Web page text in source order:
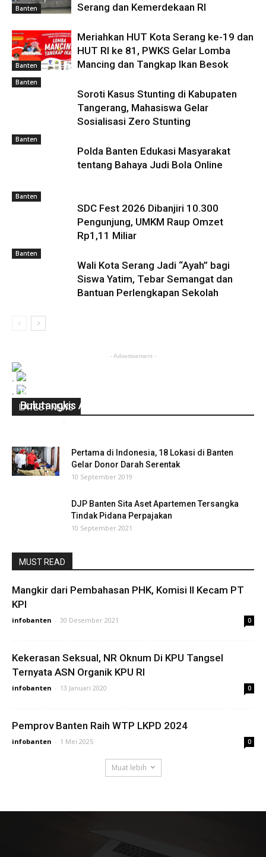
Banten
Serang dan Kemerdekaan RI
Banten
Meriahkan HUT Kota Serang ke-19 dan
HUT RI ke 81, PWKS Gelar Lomba
Mancing dan Tangkap Ikan Besok
Banten
Soroti Kasus Stunting di Kabupaten
Tangerang, Mahasiswa Gelar
Sosialisasi Zero Stunting
Banten
Polda Banten Edukasi Masyarakat
tentang Bahaya Judi Bola Online
Banten
SDC Fest 2026 Dibanjiri 10.300
Pengunjung, UMKM Raup Omzet
Rp1,11 Miliar
Banten
Wali Kota Serang Jadi “Ayah” bagi
Siswa Yatim, Tebar Semangat dan
Bantuan Perlengkapan Sekolah
- Advertisement -
LATEST NEWS
Della / Rizky Bawa Indonesia Semi Final
Bulutangkis Asian Games
-
Pertama di Indonesia, 18 Lokasi di Banten
Gelar Donor Darah Serentak
10 September 2019
DJP Banten Sita Aset Apartemen Tersangka
Tindak Pidana Perpajakan
10 September 2021
MUST READ
Mangkir dari Pembahasan PHK, Komisi II Kecam PT
KPI
infobanten - 30 Desember 2021 0
Kekerasan Seksual, NR Oknum Di KPU Tangsel
Ternyata ASN Organik KPU RI
infobanten - 13 Januari 2020 0
Pemprov Banten Raih WTP LKPD 2024
infobanten - 1 Mei 2025 0
Muat lebih